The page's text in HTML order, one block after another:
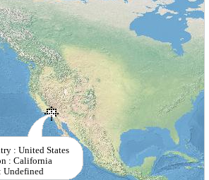
: United States
: California
Undefined